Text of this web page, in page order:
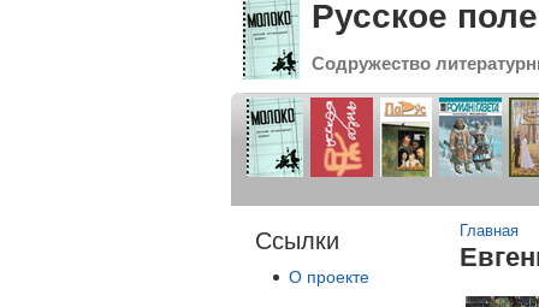
Русское поле
Содружество
Ссылки
О проекте
Вы
Главная